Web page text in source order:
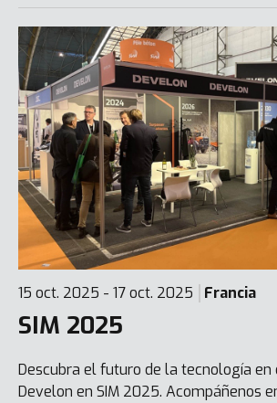
15 oct. 2025 - 17 oct. 2025 Francia
SIM 2025
Descubra el futuro de la tecnología en
Develon en SIM 2025. Acompáñenos